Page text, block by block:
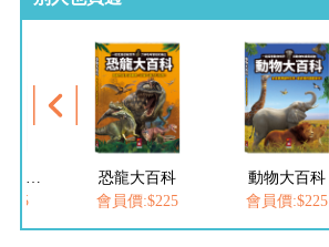
恐龍大百科
會員價:$225
動物大百科
會員價:$225